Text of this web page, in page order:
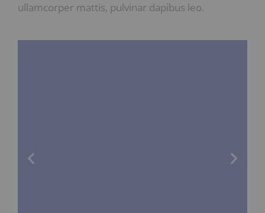
ullamcorper mattis, pulvinar dapibus leo.